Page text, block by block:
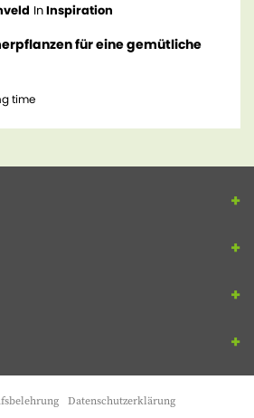
InInspiration
für eine gemütliche
time
Datenschutzerklärung